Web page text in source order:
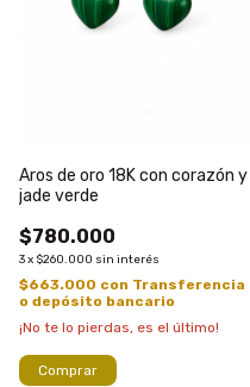
Aros de oro 18K con corazón y
jade verde
$780.000
3x $260.000 sin interés
$663.000 con Transferencia
o depósito bancario
¡No te lo pierdas, es el último!
Comprar